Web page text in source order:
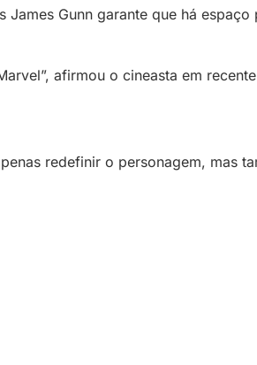
Gunn garante que há espaço
afirmou o cineasta em
redefinir o personagem, mas